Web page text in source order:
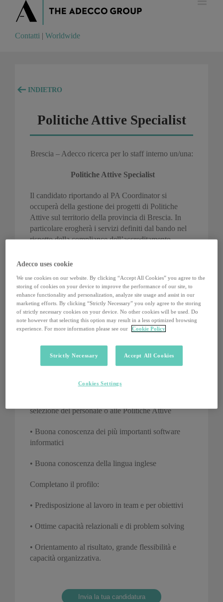
Contatti Worldwide
Contatti | Worldwide
INDIETRO
Politiche Attive Specialist
Brescia – Adecco ricerca per lo staff interno un/una:
Politiche Attive Specialist
Il candidato riportando al PA Coordinator si
occuperà della gestione dei progetti di Politiche
Attive sul territorio della provincia di Brescia. In
particolare erogherà i servizi definiti dal bando nel
rispetto della compliance dell’accreditamento
Inoltre si occuperà della raccolta della la
delle attività e della compilazione dei timesheet e ne
gestirà la parte amministrativa elaborando la
reportistica dedicata.
Requisiti:
• Laurea o diploma di laurea e formazione specifica
(master, specializzazione) nell’ambito delle
selezione del personale o alle Politiche Attive
• Buona conoscenza dei più importanti software
informatici
• Buona conoscenza della lingua inglese
Completano il profilo:
• Predisposizione al lavoro in team e per obiettivi
• Ottime capacità relazionali e di problem solving
• Orientamento al risultato, grande flessibilità e
capacità organizzativa.
Invia la tua candidatura
Adecco uses cookie
We use cookies on our website. By clicking “Accept All Cookies” you agree to the
storing of cookies on your device to improve the performance of our site, to
enhance functionality and personalization, analyze site usage and assist in our
marketing efforts. By clicking “Strictly Necessary” you only agree to the storing
of strictly necessary cookies on your device. No other cookies will be used. Do
note however that selecting this option may result in a less optimized browsing
experience. For more information please see our
Cookie Policy
Strictly Necessary Accept All Cookies
Cookies Settings